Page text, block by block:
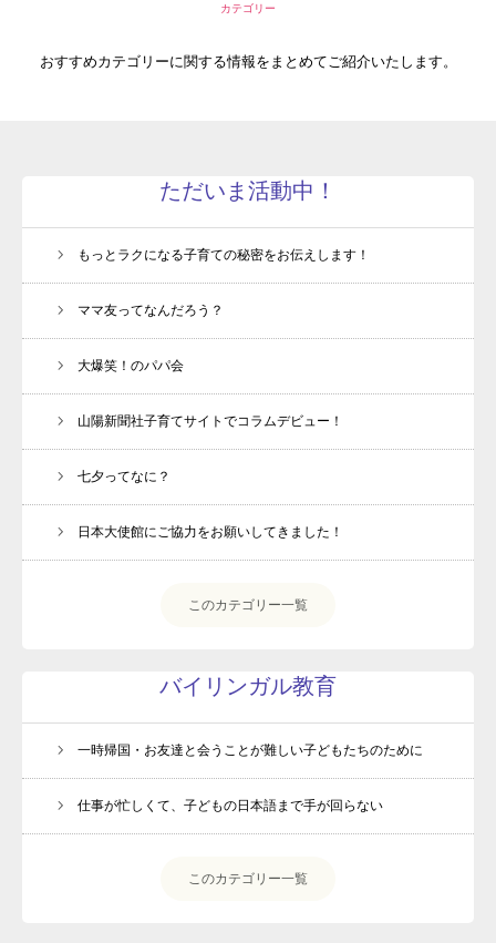
カテゴリー
おすすめカテゴリーに関する情報をまとめてご紹介いたします。
ただいま活動中！
もっとラクになる子育ての秘密をお伝えします！
ママ友ってなんだろう？
大爆笑！のパパ会
山陽新聞社子育てサイトでコラムデビュー！
七夕ってなに？
日本大使館にご協力をお願いしてきました！
このカテゴリー一覧
バイリンガル教育
一時帰国・お友達と会うことが難しい子どもたちのために
仕事が忙しくて、子どもの日本語まで手が回らない
このカテゴリー一覧